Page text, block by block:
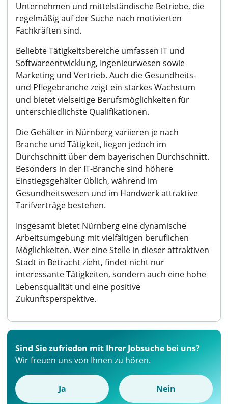
Unternehmen und mittelständische Betriebe, die
regelmäßig auf der Suche nach motivierten
Fachkräften sind.
Beliebte Tätigkeitsbereiche umfassen IT und
Softwareentwicklung, Ingenieurwesen sowie
Marketing und Vertrieb. Auch die Gesundheits-
und Pflegebranche zeigt ein starkes Wachstum
und bietet vielseitige Berufsmöglichkeiten für
unterschiedlichste Qualifikationen.
Die Gehälter in Nürnberg variieren je nach
Branche und Tätigkeit, liegen jedoch im
Durchschnitt über dem bayerischen Durchschnitt.
Besonders in der IT-Branche sind höhere
Einstiegsgehälter üblich, während im
Gesundheitswesen und im Handwerk attraktive
Tarifverträge bestehen.
Insgesamt bietet Nürnberg eine dynamische
Arbeitsumgebung mit vielfältigen beruflichen
Möglichkeiten. Wer eine Stelle in dieser attraktiven
Stadt in Betracht zieht, findet nicht nur
interessante Tätigkeiten, sondern auch eine hohe
Lebensqualität und eine positive
Zukunftsperspektive.
Sind Sie zufrieden mit Ihrer Jobsuche bei uns?
Wir freuen uns von Ihnen zu hören.
Ja Nein